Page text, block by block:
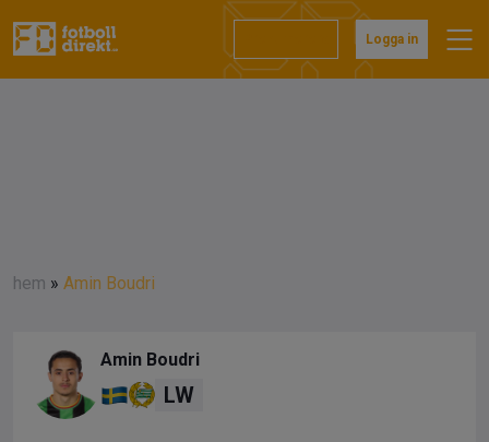
Logga in
hem » Amin Boudri
Amin Boudri
LW